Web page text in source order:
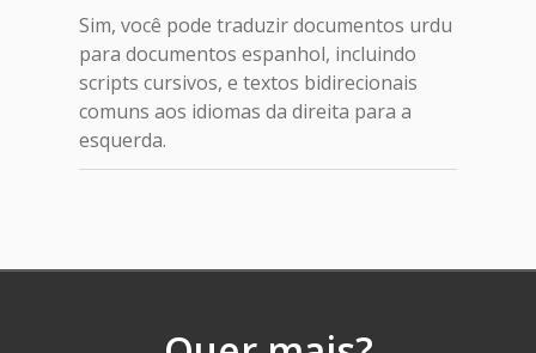
Sim, você pode traduzir documentos urdu
para documentos espanhol, incluindo
scripts cursivos, e textos bidirecionais
comuns aos idiomas da direita para a
esquerda.